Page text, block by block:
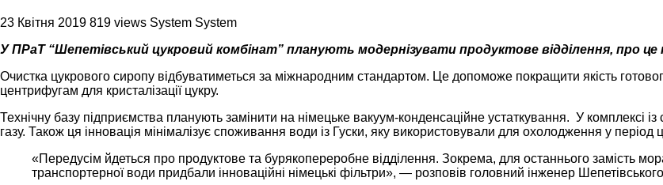
23 Квітня 2019 819 views System System
У ПРаТ “Шепетівський цукровий комбінат” планують модернізувати продуктове відділення, про це
Очистка цукрового сиропу відбуватиметься за міжнародним стандартом. Це допоможе покращити якість
центрифугам для кристалізації цукру.
Технічну базу підприємства планують замінити на німецьке вакуум-конденсаційне устаткування. У комплексі
газу. Також ця інновація мінімалізує споживання води із Гуски, яку використовували для охолодження у період
«Передусім йдеться про продуктове та бурякопереробне відділення. Зокрема, для останнього замість
транспортерної води придбали інноваційні німецькі фільтри», — розповів головний інженер